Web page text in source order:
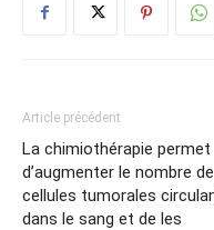
Article précédent
La chimiothérapie permet
d’augmenter le nombre de
cellules tumorales
dans le sang et de les